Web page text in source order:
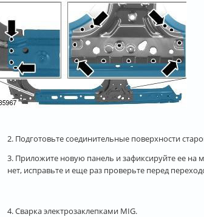
2. Подготовьте соединительные поверхности
3. Приложите новую панель и зафиксируйте ее на
нет, исправьте и еще раз проверьте перед
4. Сварка электрозаклепками MIG.